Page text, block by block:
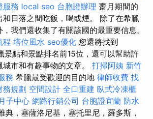
服務 local seo 台胞證辦理 齋月期間的
日落之間吃飯，喝或煙。 除了在希臘
我們還收集了有關該國的最重要信息。
程 塔位風水 seo優化 您還將找到
點和景點排名前15位，還可以幫助許
市和有趣事物的文章。 打掃阿姨 新竹
務 希臘最受歡迎的目的地 律師收費 找
務規劃 空間設計 全口重建 臥式冷凍櫃
子中心 網路行銷公司 台胞證宜蘭 防水
典，塞薩洛尼基，塞托里尼，羅多斯，